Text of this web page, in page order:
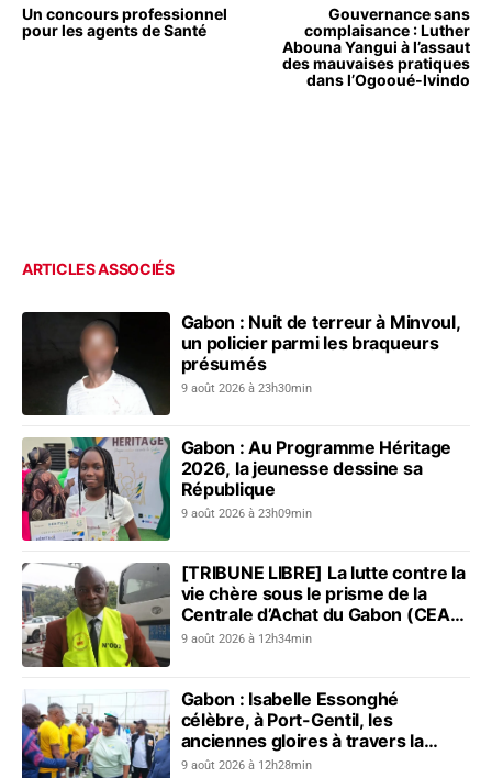
Un concours professionnel
pour les agents de Santé
Gouvernance sans
complaisance : Luther
Abouna Yangui à l’assaut
des mauvaises pratiques
dans l’Ogooué-Ivindo
ARTICLES ASSOCIÉS
Gabon : Nuit de terreur à Minvoul,
un policier parmi les braqueurs
présumés
9 août 2026 à 23h30min
Gabon : Au Programme Héritage
2026, la jeunesse dessine sa
République
9 août 2026 à 23h09min
[TRIBUNE LIBRE] La lutte contre la
vie chère sous le prisme de la
Centrale d’Achat du Gabon (CEAG)
: le constat du Réseau pour...
9 août 2026 à 12h34min
Gabon : Isabelle Essonghé
célèbre, à Port-Gentil, les
anciennes gloires à travers la
première édition du Tournoi des
9 août 2026 à 12h28min